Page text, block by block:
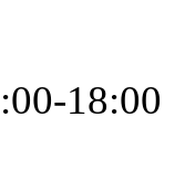
18:00